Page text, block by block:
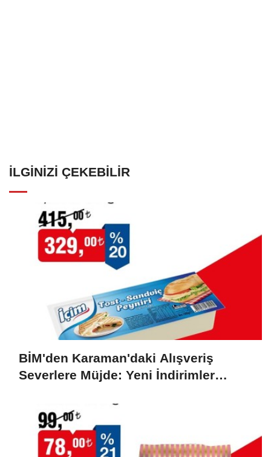
İLGINIZI ÇEKEBILIR
BİM'den Karaman'daki Alışveriş
Severlere Müjde: Yeni İndirimler